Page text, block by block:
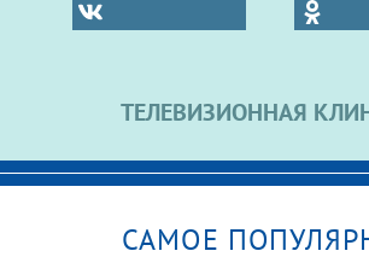
ТЕЛЕВИЗИОННАЯ
САМОЕ